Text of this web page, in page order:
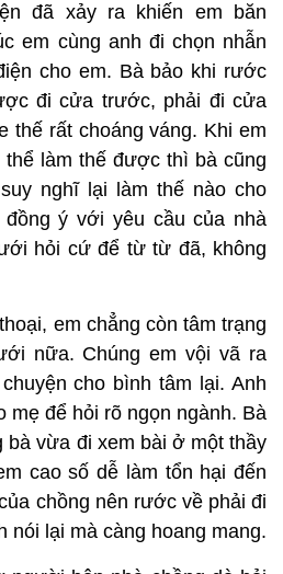
đã xảy ra khiến em băn
em cùng anh đi chọn nhẫn
cho em. Bà bảo khi rước
đi cửa trước, phải đi cửa
thế rất choáng váng. Khi em
thể làm thế được thì bà cũng
nghĩ lại làm thế nào cho
đồng ý với yêu cầu của nhà
hỏi cứ để từ từ đã, không
em chẳng còn tâm trạng
nữa. Chúng em vội vã ra
cho bình tâm lại. Anh
mẹ để hỏi rõ ngọn ngành. Bà
bà vừa đi xem bài ở một thầy
cao số dễ làm tổn hại đến
chồng nên rước về phải đi
nói lại mà càng hoang mang.